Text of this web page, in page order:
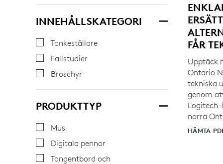
INNEHÅLLSKATEGORI
Tankeställare
Fallstudier
Broschyr
PRODUKTTYP
Mus
Digitala pennor
Tangentbord och
FÅR
Upptäck
Ontario
tekniska
genom
norra
HÄMTA